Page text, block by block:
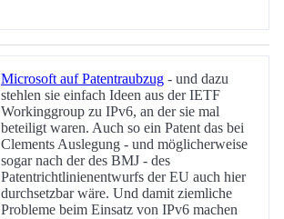
Microsoft auf Patentraubzug - und dazu
stehlen sie einfach Ideen aus der IETF
Workinggroup zu IPv6, an der sie mal
beteiligt waren. Auch so ein Patent das bei
Clements Auslegung - und möglicherweise
sogar nach der des BMJ - des
Patentrichtlinienentwurfs der EU auch hier
durchsetzbar wäre. Und damit ziemliche
Probleme beim Einsatz von IPv6 machen